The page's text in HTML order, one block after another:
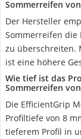
Sommerreifen
Der Hersteller
Sommerreifen die
zu überschreiten.
ist eine höhere
Wie tief ist das
Sommerreifen
Die EfficientGrip
Profiltiefe von 8
tieferem Profil in